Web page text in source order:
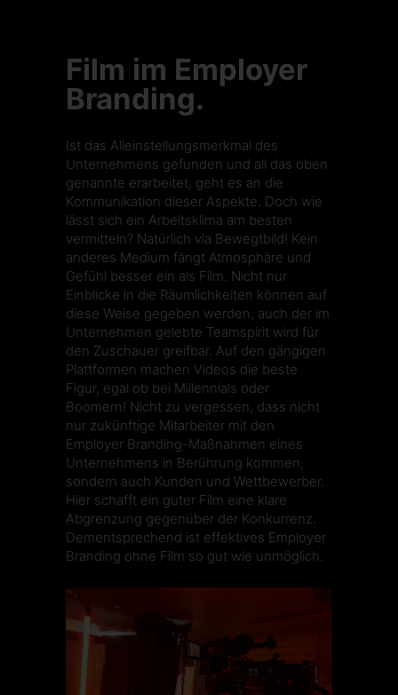
Film im Employer
Branding.
Ist das Alleinstellungsmerkmal des
Unternehmens gefunden und all das oben
genannte erarbeitet, geht es an die
Kommunikation dieser Aspekte. Doch wie
lässt sich ein Arbeitsklima am besten
vermitteln? Natürlich via Bewegtbild! Kein
anderes Medium fängt Atmosphäre und
Gefühl besser ein als Film. Nicht nur
Einblicke in die Räumlichkeiten können auf
diese Weise gegeben werden, auch der im
Unternehmen gelebte Teamspirit wird für
den Zuschauer greifbar. Auf den gängigen
Plattformen machen Videos die beste
Figur, egal ob bei Millennials oder
Boomern! Nicht zu vergessen, dass nicht
nur zukünftige Mitarbeiter mit den
Employer Branding-Maßnahmen eines
Unternehmens in Berührung kommen,
sondern auch Kunden und Wettbewerber.
Hier schafft ein guter Film eine klare
Abgrenzung gegenüber der Konkurrenz.
Dementsprechend ist effektives Employer
Branding ohne Film so gut wie unmöglich.